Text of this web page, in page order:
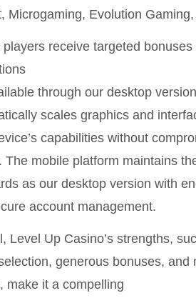
Microgaming, Evolution
players receive targeted
through our desktop
scales graphics and
capabilities without
The mobile platform maintains
as our desktop version with
account management.
Level Up Casino’s strengths,
generous bonuses, and
make it a compelling